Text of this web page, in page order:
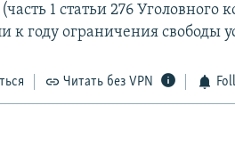
1 статьи 276
к году ограничения свободы
Читать без VPN